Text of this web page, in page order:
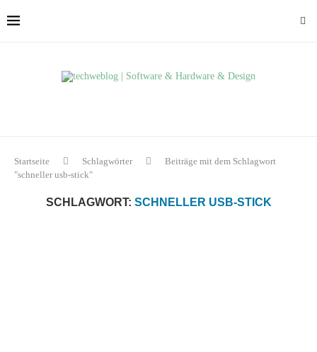
Startseite Schlagwörter
Beiträge mit dem Schlagwort
"schneller usb-stick"
SCHLAGWORT: SCHNELLER USB-STICK